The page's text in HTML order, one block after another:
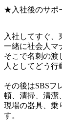
★入社後のサポ
入社してすぐ、
一緒に社会人マ
そこで名刺の渡
人としてどう行
その後はSBSフ
頓、清掃、清潔
現場の器具、乗
す。